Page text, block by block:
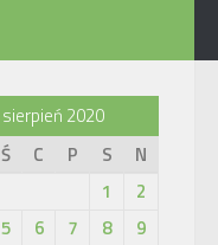
sierpień 2020
Ś C P S
N
1
2
5 6 7 8
9